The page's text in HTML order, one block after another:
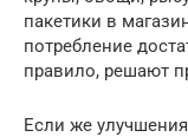
пакетики в
потребление
правило, решают
Если же